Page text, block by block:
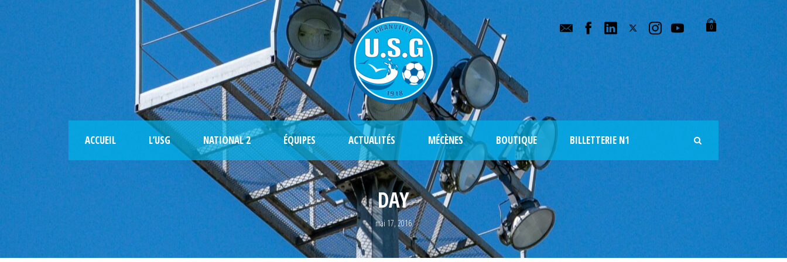
0
ACCUEIL L’USG NATIONAL 2 ÉQUIPES ACTUALITÉS MÉCÈNES BOUTIQUE BILLETTERIE N1
DAY
mai 17, 2016